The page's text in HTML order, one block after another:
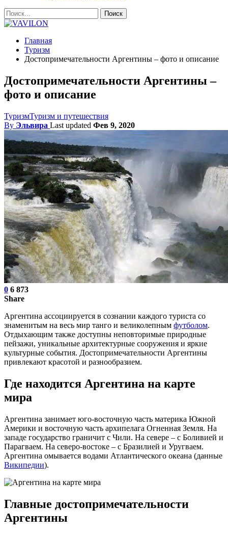
Главная
Туризм
Достопримечательности Аргентины – фото и описание
Достопримечательности Аргентины –
фото и описание
ТуризмТуризм и путешествия
By Эльвира Last updated Фев 9, 2020
0 6 873
Share
Аргентина ассоциируется в сознании каждого туриста со
знаменитым на весь мир танго и великолепным футболом.
Отдыхающим также доступны неповторимые природные
пейзажи, уникальные архитектурные сооружения и яркие
культурные события. Достопримечательности Аргентины
привлекают красотой и разнообразием.
Где находится Аргентина на карте
мира
Аргентина занимает юго-восточную часть материка Южной
Америки и восточную часть архипелага Огненная Земля. На
западе государство граничит с Чили. На севере – с Боливией и
Парагваем. На северо-востоке – с Бразилией и Уругваем.
Аргентина омывается водами Атлантического океана (данные
Википедии).
Главные достопримечательности
Аргентины